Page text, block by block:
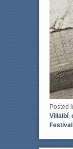
Posted
Villalbí,